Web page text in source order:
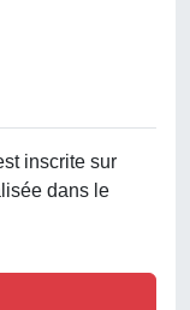
inscrite sur
dans le